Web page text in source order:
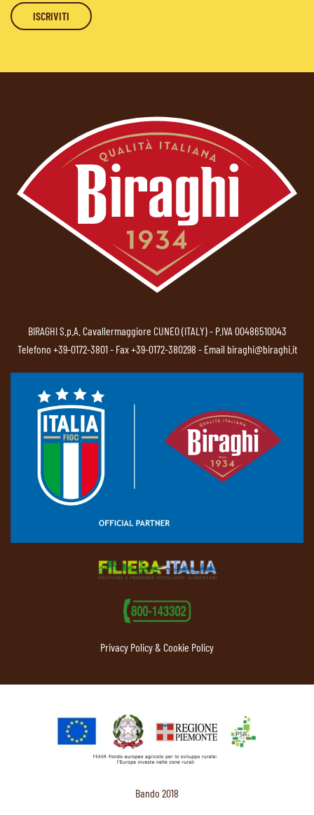
BIRAGHI S.p.A. Cavallermaggiore CUNEO (ITALY) - P.IVA 00486510043
Telefono +39-0172-3801- Fax +39-0172-380298 - Email biraghi@biraghi.it
Privacy Policy & Cookie Policy
Bando 2018